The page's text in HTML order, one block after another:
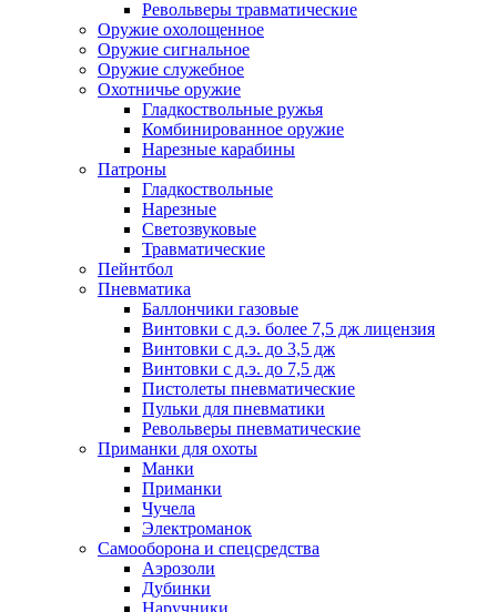
Револьверы травматические
Оружие охолощенное
Оружие сигнальное
Оружие служебное
Охотничье оружие
Гладкоствольные ружья
Комбинированное оружие
Нарезные карабины
Патроны
Гладкоствольные
Нарезные
Светозвуковые
Травматические
Пейнтбол
Пневматика
Баллончики газовые
Винтовки с д.э. более 7,5 дж лицензия
Винтовки с д.э. до 3,5 дж
Винтовки с д.э. до 7,5 дж
Пистолеты пневматические
Пульки для пневматики
Револьверы пневматические
Приманки для охоты
Манки
Приманки
Чучела
Электроманок
Самооборона и спецсредства
Аэрозоли
Дубинки
Наручники